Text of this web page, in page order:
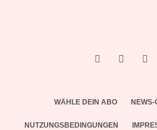
WÄHLE DEIN ABO
NUTZUNGSBEDINGUNGEN